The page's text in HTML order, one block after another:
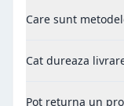
Care sunt
Cat dureaza
Pot returna un